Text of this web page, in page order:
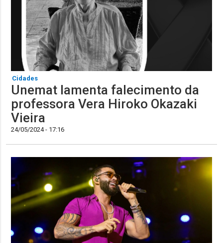
Cidades
Unemat lamenta falecimento da
professora Vera Hiroko Okazaki
Vieira
24/05/2024 - 17:16